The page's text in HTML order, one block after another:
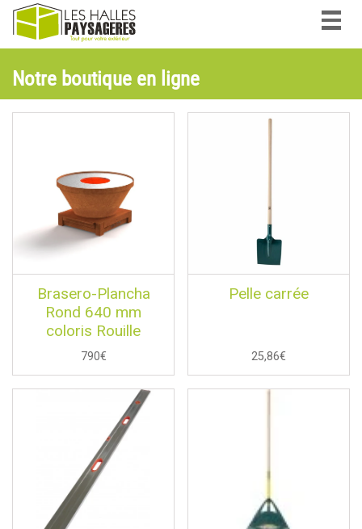
Notre boutique en ligne
Brasero-Plancha
Rond 640 mm
coloris Rouille
790€
Pelle carrée
25,86€